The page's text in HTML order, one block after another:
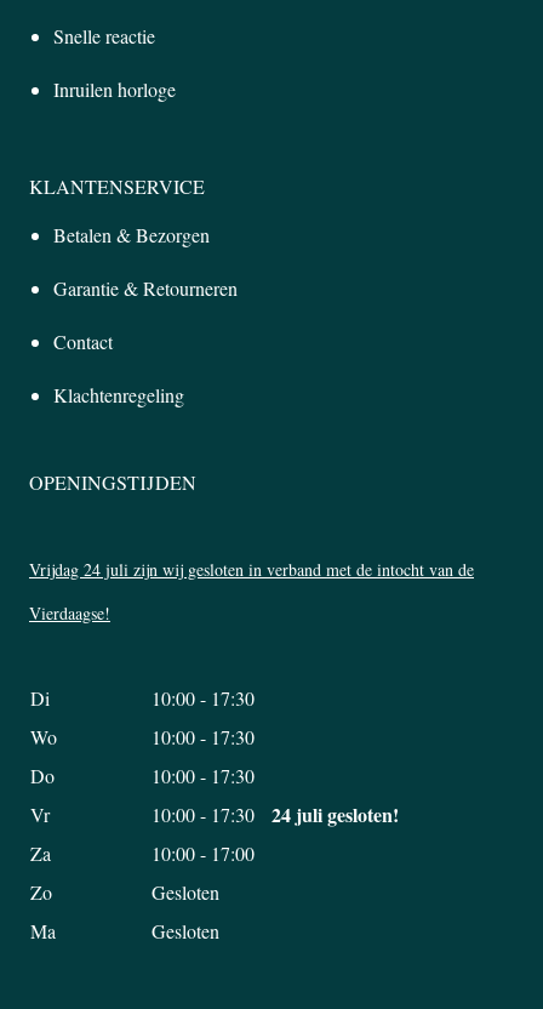
Snelle reactie
Inruilen horloge
KLANTENSERVICE
Betalen & Bezorgen
Garantie & Retourneren
Contact
Klachtenregeling
OPENINGSTIJDEN
Vrijdag 24 juli zijn wij gesloten in verband met de intocht van de
Vierdaagse!
Di
10:00 - 17:30
Wo
10:00 - 17:30
Do
10:00 - 17:30
Vr
10:00 - 17:30 24 juli gesloten!
Za
10:00 - 17:00
Zo
Gesloten
Ma
Gesloten